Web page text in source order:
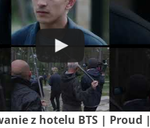
z hotelu BTS | Proud |